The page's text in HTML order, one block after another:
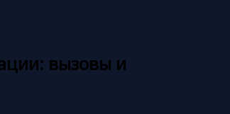
вызовы и